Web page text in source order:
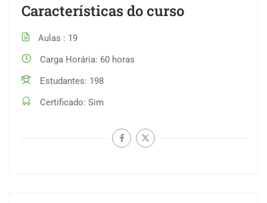
Características do curso
Aulas
19
Carga Horária 60 horas
Estudantes 198
Certificado Sim